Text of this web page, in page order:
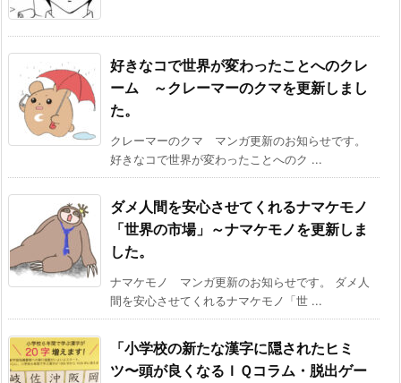
好きなコで世界が変わったことへのクレ
ーム ～クレーマーのクマを更新しまし
た。
クレーマーのクマ マンガ更新のお知らせです。
好きなコで世界が変わったことへのク ...
ダメ人間を安心させてくれるナマケモノ
「世界の市場」～ナマケモノを更新しま
した。
ナマケモノ マンガ更新のお知らせです。 ダメ人
間を安心させてくれるナマケモノ「世 ...
「小学校の新たな漢字に隠されたヒミ
ツ〜頭が良くなるＩＱコラム・脱出ゲー